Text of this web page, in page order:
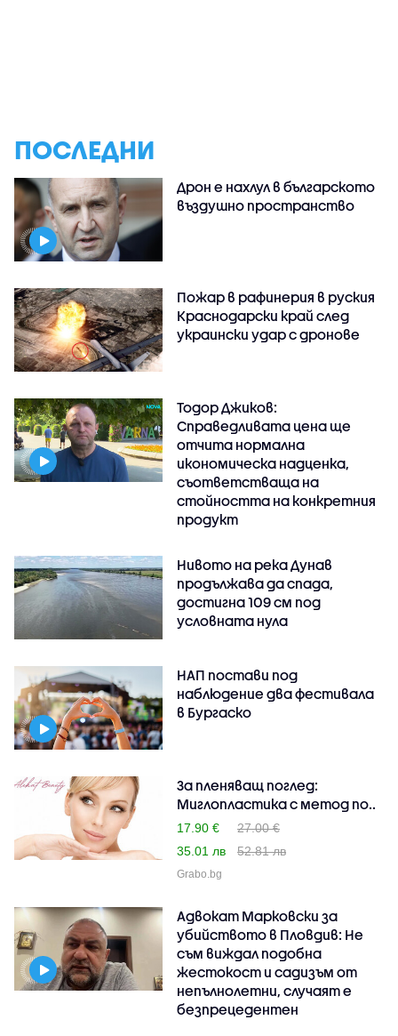
ПОСЛЕДНИ
Дрон е нахлул в българското
въздушно пространство
Пожар в рафинерия в руския
Краснодарски край след
украински удар с дронове
Тодор Джиков:
Справедливата цена ще
отчита нормална
икономическа надценка,
съответстваща на
стойността на конкретния
продукт
Нивото на река Дунав
продължава да спада,
достигна 109 см под
условната нула
НАП постави под
наблюдение два фестивала
в Бургаско
За пленяващ поглед:
Миглопластика с метод по..
17.90 €
27.00 €
35.01 лв
52.81 лв
Grabo.bg
Адвокат Марковски за
убийството в Пловдив: Не
съм виждал подобна
жестокост и садизъм от
непълнолетни, случаят е
безпрецедентен